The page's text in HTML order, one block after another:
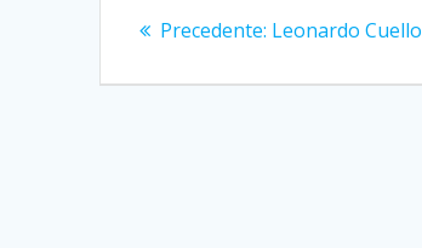
Precedente: Articolo
Leonardo Cuello